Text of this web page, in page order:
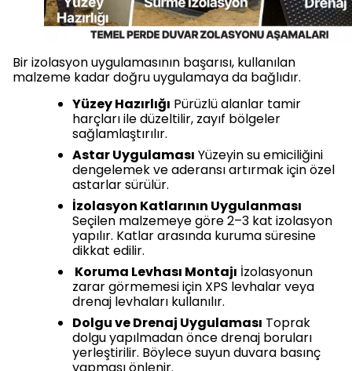
Bir izolasyon uygulamasının başarısı, kullanılan
malzeme kadar doğru uygulamaya da bağlıdır.
Yüzey Hazırlığı Pürüzlü alanlar tamir
harçları ile düzeltilir, zayıf bölgeler
sağlamlaştırılır.
Astar Uygulaması Yüzeyin su emiciliğini
dengelemek ve aderansı artırmak için özel
astarlar sürülür.
İzolasyon Katlarının Uygulanması
Seçilen malzemeye göre 2–3 kat izolasyon
yapılır. Katlar arasında kuruma süresine
dikkat edilir.
Koruma Levhası Montajı İzolasyonun
zarar görmemesi için XPS levhalar veya
drenaj levhaları kullanılır.
Dolgu ve Drenaj Uygulaması Toprak
dolgu yapılmadan önce drenaj boruları
yerleştirilir. Böylece suyun duvara basınç